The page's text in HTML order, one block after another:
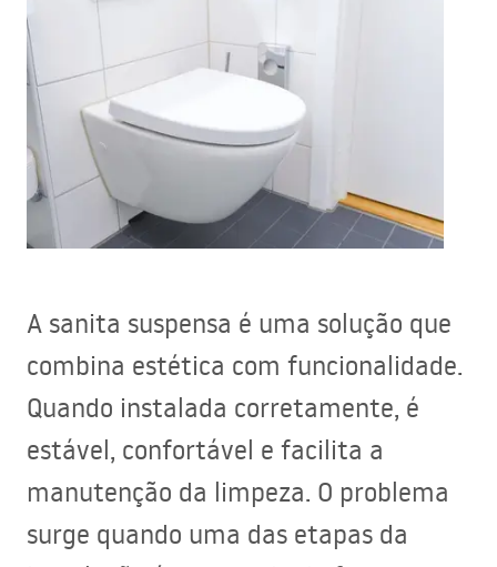
A sanita suspensa é uma solução que
combina estética com funcionalidade.
Quando instalada corretamente, é
estável, confortável e facilita a
manutenção da limpeza. O problema
surge quando uma das etapas da